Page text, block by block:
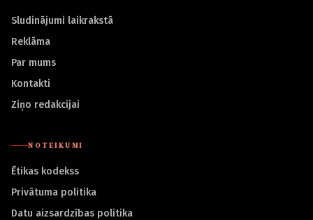
Sludinājumi laikrakstā
Reklāma
Par mums
Kontakti
Ziņo redakcijai
NOTEIKUMI
Ētikas kodekss
Privātuma politika
Datu aizsardzības politika